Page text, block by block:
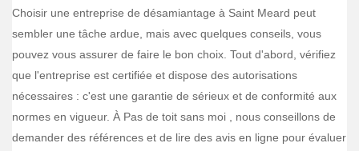
Choisir une entreprise de désamiantage à Saint Meard peut
sembler une tâche ardue, mais avec quelques conseils, vous
pouvez vous assurer de faire le bon choix. Tout d'abord, vérifiez
que l'entreprise est certifiée et dispose des autorisations
nécessaires : c'est une garantie de sérieux et de conformité aux
normes en vigueur. À Pas de toit sans moi , nous conseillons de
demander des références et de lire des avis en ligne pour évaluer